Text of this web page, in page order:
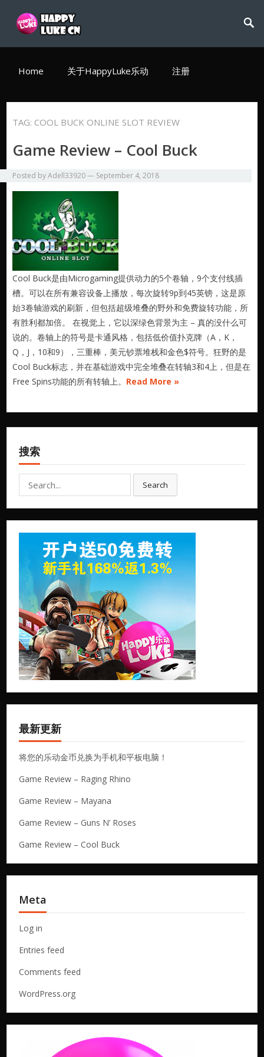
Home 关于HappyLuke乐动 注册
TAG: COOL BUCK ONLINE SLOT REVIEW
Game Review – Cool Buck
Posted byAdell33920— September 4, 2018
Cool Buck是由Microgaming提供动力的5个卷轴，9个支付线插
槽。可以在所有兼容设备上播放，每次旋转9p到45英镑，这是原
始3卷轴游戏的刷新，但包括超级堆叠的野外和免费旋转功能，所
有胜利都加倍。 在视觉上，它以深绿色背景为主 – 真的没什么可
说的。卷轴上的符号是卡通风格，包括低价值扑克牌（A，K，
Q，J，10和9），三重棒，美元钞票堆栈和金色$符号。狂野的是
Cool Buck标志，并在基础游戏中完全堆叠在转轴3和4上，但是在
Free Spins功能的所有转轴上。 Read More »
搜索
Search
最新更新
将您的乐动金币兑换为手机和平板电脑！
Game Review – Raging Rhino
Game Review – Mayana
Game Review – Guns N’ Roses
Game Review – Cool Buck
Meta
Log in
Entries feed
Comments feed
WordPress.org